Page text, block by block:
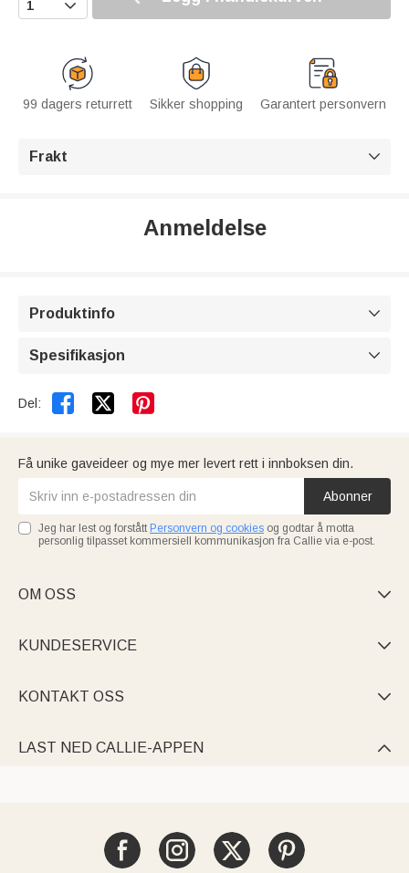
99 dagers returrett Sikker shopping Garantert personvern
Frakt 
Anmeldelse
Produktinfo 
Spesifikasjon 
Del:  
Få unike gaveideer og mye mer levert rett i innboksen din.
Abonner
Jeg har lest og forstått Personvern og cookies og godtar å motta
personlig tilpasset kommersiell kommunikasjon fra Callie via e-post.
OM OSS 
KUNDESERVICE 
KONTAKT OSS 
LAST NED CALLIE-APPEN 